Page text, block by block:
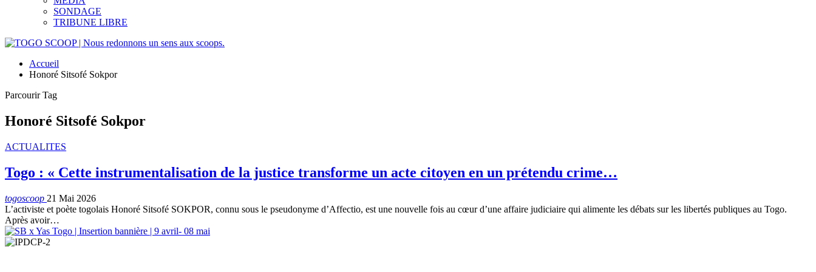
SONDAGE
TRIBUNE LIBRE
Accueil
Honoré Sitsofé Sokpor
Parcourir Tag
Honoré Sitsofé Sokpor
ACTUALITES
Togo : « Cette instrumentalisation de la justice transforme un acte citoyen en un prétendu crime…
togoscoop 21 Mai 2026
L’activiste et poète togolais Honoré Sitsofé SOKPOR, connu sous le pseudonyme d’Affectio, est une nouvelle fois au cœur d’une affaire judiciaire qui alimente les débats sur les libertés publiques au Togo.
Après avoir…